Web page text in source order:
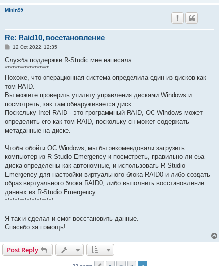
Minin99
Re: Raid10, восстановление
P
s
12 Oct 2022, 12:35
Служба поддержки R-Studio мне написала:
******************
Похоже, что операционная система определила один из дисков как
том RAID.
Вы можете проверить утилиту управления дисками Windows и
посмотреть, как там обнаруживается диск.
Поскольку Intel RAID - это программный RAID, ОС Windows может
определить его как том RAID, поскольку он может содержать
метаданные на диске.
Чтобы обойти ОС Windows, мы бы рекомендовали загрузить
компьютер из R-Studio Emergency и посмотреть, правильно ли оба
диска определены как автономные, и использовать R-Studio
Emergency для настройки виртуального блока RAID0 и либо создать
образ виртуального блока RAID0, либо выполнить восстановление
данных из R-Studio Emergency.
********************
Я так и сделал и смог восстановить данные.
Спасибо за помощь!
Post Reply